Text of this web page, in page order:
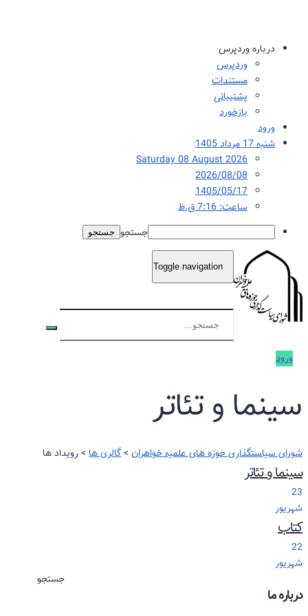
درباره وردپرس
وردپرس
مستندات
پشتیبانی
بازخورد
ورود
شنبه 17 مرداد 1405
Saturday 08 August 2026
2026/08/08
1405/05/17
ساعت: 7:16 ق.ظ
جستجو
Toggle navigation
ورود
سینما و تئاتر
شورای سیاستگذاری حوزه های علمیه خواهران >گالری ها > رویداد ها
سینما و تئاتر
23
شهریور
کتاب
22
شهریور
درباره ما
جستجو